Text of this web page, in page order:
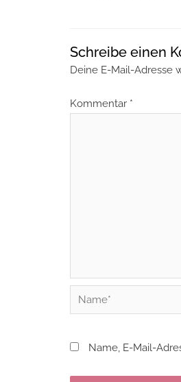
Schreibe einen
Deine E-Mail-Adresse
Kommentar *
Name*
Name, E-Mail-